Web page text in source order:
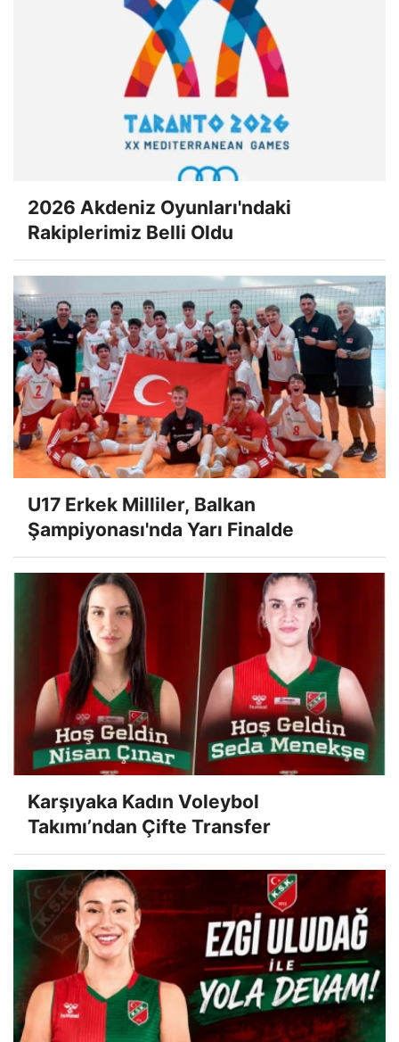
2026 Akdeniz Oyunları'ndaki
Rakiplerimiz Belli Oldu
U17 Erkek Milliler, Balkan
Şampiyonası'nda Yarı Finalde
Karşıyaka Kadın Voleybol
Takımı’ndan Çifte Transfer